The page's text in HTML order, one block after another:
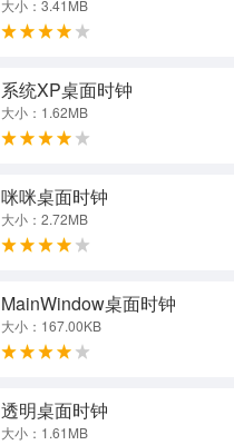
大小：3.41MB
系统XP桌面时钟
大小：1.62MB
咪咪桌面时钟
大小：2.72MB
MainWindow桌面时钟
大小：167.00KB
透明桌面时钟
大小：1.61MB